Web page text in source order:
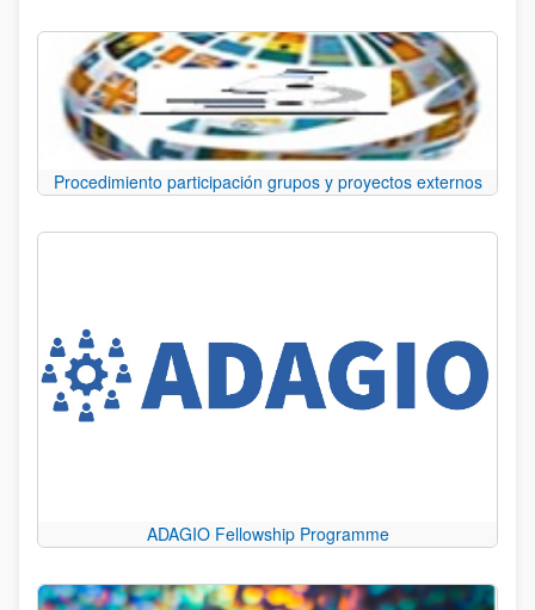
Procedimiento participación grupos y proyectos externos
ADAGIO Fellowship Programme